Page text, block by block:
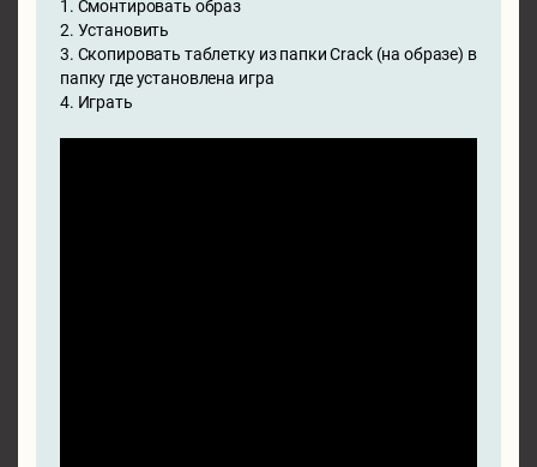
1. Смонтировать образ
2. Установить
3. Скопировать таблетку из папки Crack (на образе) в
папку где установлена игра
4. Играть